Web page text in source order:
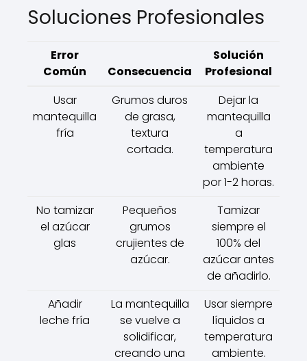
Soluciones Profesionales
Error
Común
Consecuencia
Solución
Profesional
Usar
mantequilla
fría
Grumos duros
de grasa,
textura
cortada.
Dejar la
mantequilla
a
temperatura
ambiente
por 1-2 horas.
No tamizar
el azúcar
glas
Pequeños
grumos
crujientes de
azúcar.
Tamizar
siempre el
100% del
azúcar antes
de añadirlo.
Añadir
leche fría
La mantequilla
se vuelve a
solidificar,
creando una
Usar siempre
líquidos a
temperatura
ambiente.